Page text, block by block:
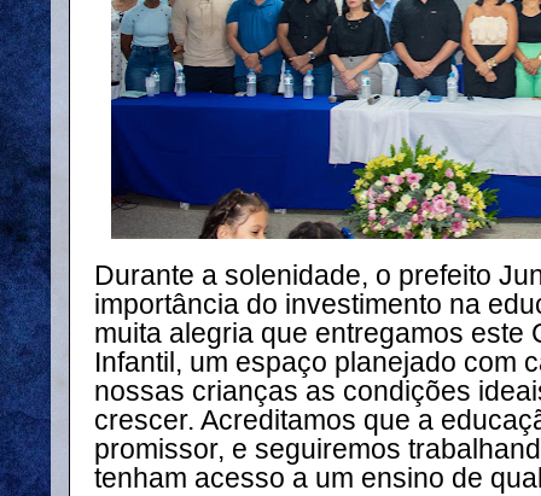
Durante a solenidade, o prefeito
importância do investimento na
muita alegria que entregamos este
Infantil, um espaço planejado com
nossas crianças as condições
crescer. Acreditamos que a
promissor, e seguiremos
tenham acesso a um ensino de